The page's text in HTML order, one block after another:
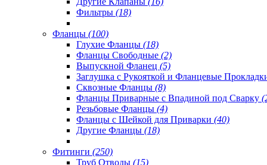
Фильтры (18)
Фланцы (100)
Глухие Фланцы (18)
Фланцы Свободные (2)
Выпускной Фланец (5)
Заглушка с Рукояткой и Фланцевые
Сквозные Фланцы (8)
Фланцы Приварные с Впадиной под Сварку
Резьбовые Фланцы (4)
Фланцы с Шейкой для Приварки (40)
Другие Фланцы (18)
Фитинги (250)
Труб Отводы (15)